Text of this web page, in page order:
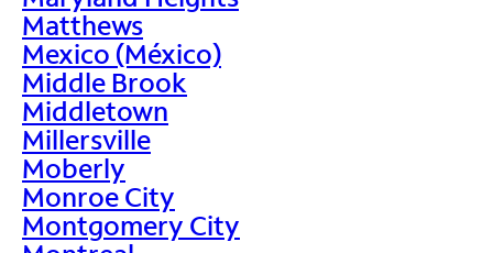
Matthews
Mexico (México)
Middle Brook
Middletown
Millersville
Moberly
Monroe City
Montgomery City